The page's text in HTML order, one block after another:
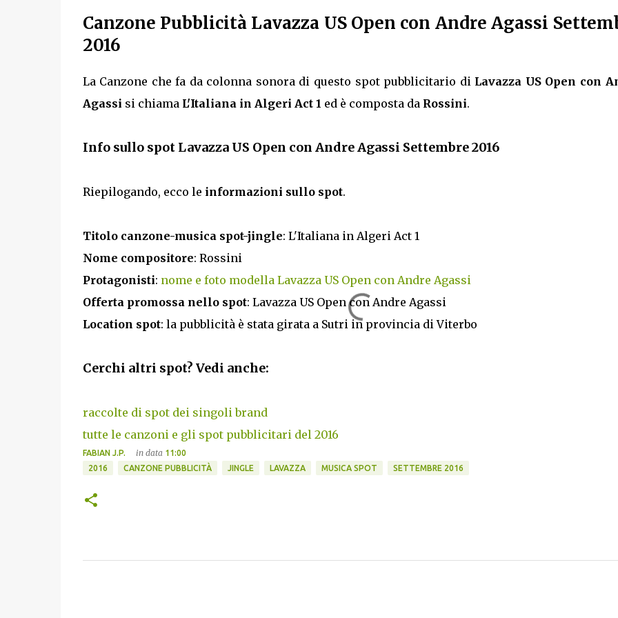
Canzone Pubblicità Lavazza US Open con Andre Agassi
2016
La Canzone che fa da colonna sonora di questo spot pubblicitario di Lavazza US Open con
Agassi si chiama L'Italiana in Algeri Act 1 ed è composta da Rossini.
Info sullo spot Lavazza US Open con Andre Agassi Settembre 2016
Riepilogando, ecco le informazioni sullo spot.
Titolo canzone-musica spot-jingle: L'Italiana in Algeri Act 1
Nome compositore: Rossini
Protagonisti: nome e foto modella Lavazza US Open con Andre Agassi
Offerta promossa nello spot: Lavazza US Open con Andre Agassi
Location spot: la pubblicità è stata girata a Sutri in provincia di Viterbo
Cerchi altri spot? Vedi anche:
raccolte di spot dei singoli brand
tutte le canzoni e gli spot pubblicitari del 2016
FABIAN J.P. in data 11:00
2016
CANZONE PUBBLICITÀ JINGLE LAVAZZA MUSICA SPOT SETTEMBRE 2016